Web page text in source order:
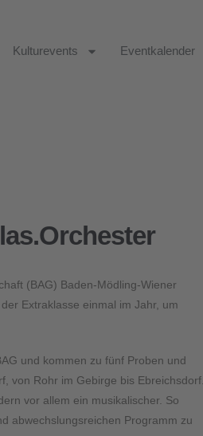
Kulturevents Eventkalender
(BAG) Baden-Mödling-Wiener
Extraklasse einmal im Jahr, um
und kommen zu fünf Proben und
von Rohr im Gebirge bis Ebreichsdorf.
vor allem ein musikalischer. So
abwechslungsreichen Programm zu